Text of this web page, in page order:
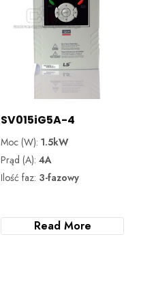
SV015iG5A-4
Moc (W):1.5kW
Prąd (A):4A
Ilość faz: 3-fazowy
Read More